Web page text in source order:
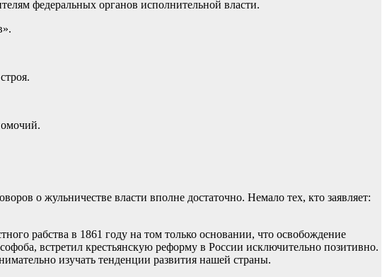
федеральных органов исполнительной власти.
о жульничестве власти вполне достаточно. Немало тех, кто заявляет:
рабства в 1861 году на том только основании, что освобождение
встретил крестьянскую реформу в России исключительно позитивно.
изучать тенденции развития нашей страны.